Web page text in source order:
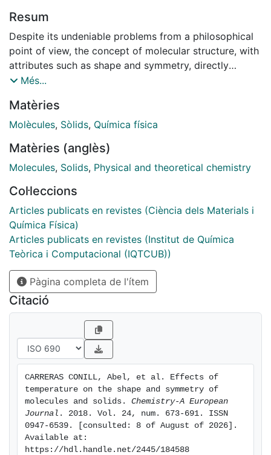
Resum
Despite its undeniable problems from a philosophical
point of view, the concept of molecular structure, with
attributes such as shape and symmetry, directly
borrowed from the description of macroscopic
Following this trend, descriptions such as "the
tetrahedral" carbon atom are widely used from
articles. The definition of molecular shape is, however,
not as simple as it might seem at first sight. Molecules
incessant motion of its constituent particles, nuclei
and electrons. How are molecular shape and symmetry
affected by this thermal motion? In this review we
introduce the language of continuous symmetry
measures as a new tool to quantitatively describe the
effects of temperature on molecular shape and
symmetry.
Més...
Matèries
Molècules, Sòlids, Química física
Matèries (anglès)
Molecules, Solids, Physical and theoretical chemistry
Col·leccions
Articles publicats en revistes (Ciència dels Materials i
Química Física)
Articles publicats en revistes (Institut de Química
Teòrica i Computacional (IQTCUB))
Pàgina completa de l'ítem
Citació
CARRERAS CONILL, Abel, et al. Effects of
temperature on the shape and symmetry of
molecules and solids. Chemistry-A European
Journal . 2018. Vol. 24, num. 673-691. ISSN
0947-6539. [consulted: 8 of August of 2026].
Available at:
https://hdl.handle.net/2445/184588